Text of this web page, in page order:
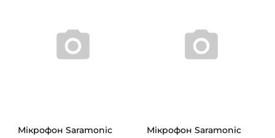
Мікрофон Saramonic
Мікрофон Saramonic